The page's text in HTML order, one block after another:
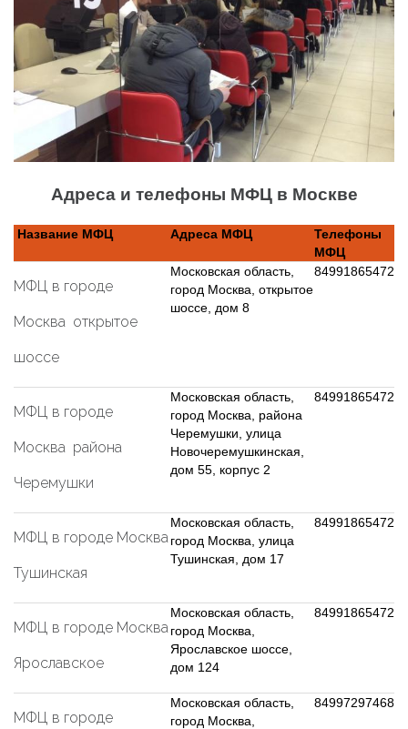
Адреса и телефоны МФЦ в Москве
Название МФЦ Адреса МФЦ
Телефоны
МФЦ
МФЦ в городе
Москва открытое
шоссе
Московская область,
город Москва, открытое
шоссе, дом 8
84991865472
МФЦ в городе
Москва района
Черемушки
Московская область,
город Москва, района
Черемушки, улица
Новочеремушкинская,
дом 55, корпус 2
84991865472
МФЦ в городе Москва
Тушинская
Московская область,
город Москва, улица
Тушинская, дом 17
84991865472
МФЦ в городе Москва
Ярославское
Московская область,
город Москва,
Ярославское шоссе,
дом 124
84991865472
МФЦ в городе
Московская область,
город Москва,
84997297468